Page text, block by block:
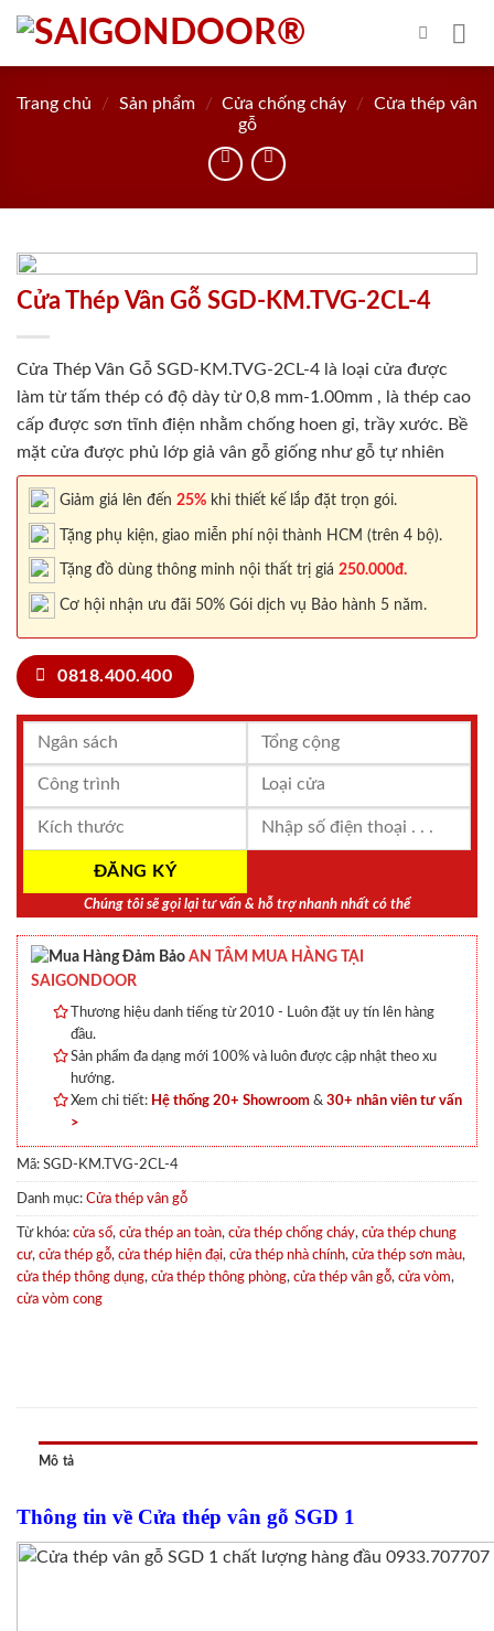
Skip
content
Trang chủ / Sản phẩm / Cửa chống cháy /
Cửa thép vân
gỗ
Cửa Thép Vân Gỗ SGD-KM.TVG-2CL-4
Cửa Thép Vân Gỗ SGD-KM.TVG-2CL-4 là loại cửa được
làm từ tấm thép có độ dày từ 0,8 mm-1.00mm , là thép cao
cấp được sơn tĩnh điện nhằm chống hoen gỉ, trầy xước. Bề
mặt cửa được phủ lớp giả vân gỗ giống như gỗ tự nhiên
Giảm giá lên đến 25% khi thiết kế lắp đặt trọn gói.
Tặng phụ kiện, giao miễn phí nội thành HCM (trên 4 bộ).
Tặng đồ dùng thông minh nội thất trị giá 250.000đ.
Cơ hội nhận ưu đãi 50% Gói dịch vụ Bảo hành 5 năm.
0818.400.400
Chúng tôi sẽ gọi lại tư vấn & hỗ trợ nhanh nhất có thể
AN TÂM MUA HÀNG TẠI
SAIGONDOOR
Thương hiệu danh tiếng từ 2010 - Luôn đặt uy tín lên hàng
đầu.
Sản phẩm đa dạng mới 100% và luôn được cập nhật theo xu
hướng.
Xem chi tiết: Hệ thống 20+ Showroom & 30+ nhân viên tư vấn
>
Mã: SGD-KM.TVG-2CL-4
Danh mục: Cửa thép vân gỗ
Từ khóa: cửa sổ, cửa thép an toàn, cửa thép chống cháy, cửa thép chung
cư, cửa thép gỗ, cửa thép hiện đại, cửa thép nhà chính, cửa thép sơn màu,
cửa thép thông dụng, cửa thép thông phòng, cửa thép vân gỗ, cửa vòm,
cửa vòm cong
Mô tả
Thông tin về Cửa thép vân gỗ SGD 1